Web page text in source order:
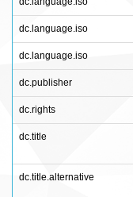
dc.language.iso
dc.language.iso
dc.publisher
dc.rights
dc.title
dc.title.alternative